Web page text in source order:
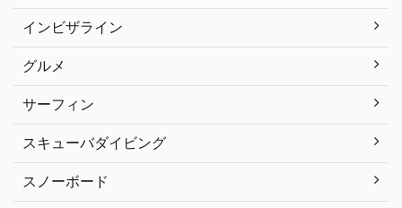
インビザライン
グルメ
サーフィン
スキューバダイビング
スノーボード